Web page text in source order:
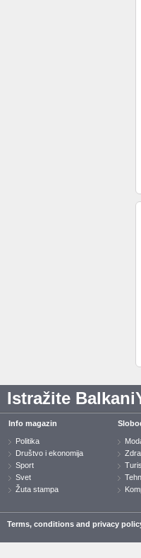
Istražite
Info magazin
Politika
Društvo i ekonomija
Sport
Svet
Žuta stampa
Terms, conditions and privacy